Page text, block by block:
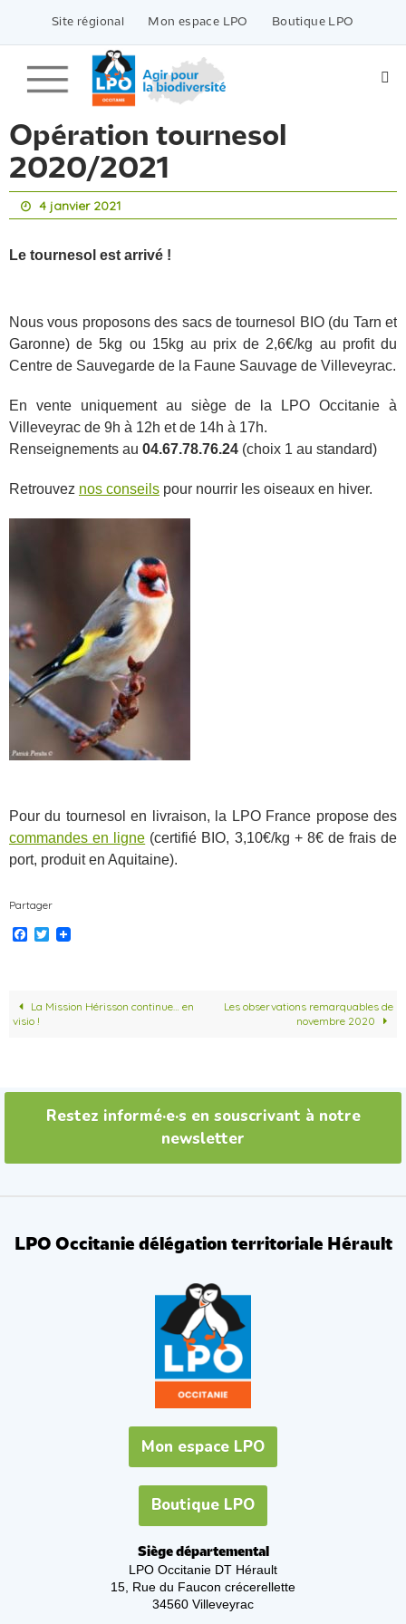
contenu
Site régional Mon espace LPO Boutique LPO
Opération tournesol
2020/2021
4 janvier 2021
Le tournesol est arrivé !
Nous vous proposons des sacs de tournesol BIO (du Tarn et
Garonne) de 5kg ou 15kg au prix de 2,6€/kg au profit du
Centre de Sauvegarde de la Faune Sauvage de Villeveyrac.
En vente uniquement au siège de la LPO Occitanie à
Villeveyrac de 9h à 12h et de 14h à 17h.
Renseignements au 04.67.78.76.24 (choix 1 au standard)
Retrouvez nos conseils pour nourrir les oiseaux en hiver.
Pour du tournesol en livraison, la LPO France propose des
commandes en ligne (certifié BIO, 3,10€/kg + 8€ de frais de
port, produit en Aquitaine).
Partager
F
o
o
T
e
La Mission Hérisson continue… en
visio !
Les observations remarquables de
novembre 2020
Restez informé·e·s en souscrivant à notre
newsletter
LPO Occitanie délégation territoriale Hérault
Mon espace LPO
Boutique LPO
Siège départemental
LPO Occitanie DT Hérault
15, Rue du Faucon crécerellette
34560 Villeveyrac